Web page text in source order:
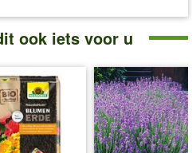
ook iets voor u